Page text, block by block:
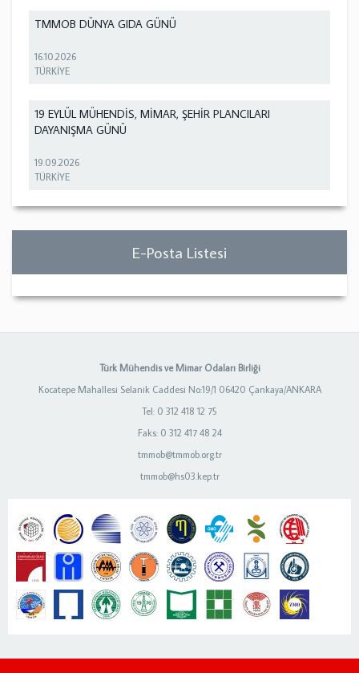
TMMOB DÜNYA GIDA GÜNÜ
16.10.2026
TÜRKİYE
19 EYLÜL MÜHENDİS, MİMAR, ŞEHİR PLANCILARI
DAYANIŞMA GÜNÜ
19.09.2026
TÜRKİYE
E-Posta Listesi
Türk Mühendis ve Mimar Odaları Birliği
Kocatepe Mahallesi Selanik Caddesi No:19/1 06420 Çankaya/ANKARA
Tel: 0 312 418 12 75
Faks: 0 312 417 48 24
tmmob@tmmob.org.tr
tmmob@hs03.kep.tr